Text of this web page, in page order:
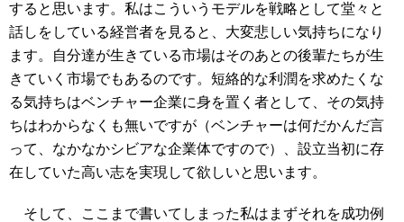
すると思います。私はこういうモデルを戦略として堂々と
話しをしている経営者を見ると、大変悲しい気持ちになり
ます。自分達が生きている市場はそのあとの後輩たちが生
きていく市場でもあるのです。短絡的な利潤を求めたくな
る気持ちはベンチャー企業に身を置く者として、その気持
ちはわからなくも無いですが（ベンチャーは何だかんだ言
って、なかなかシビアな企業体ですので）、設立当初に存
在していた高い志を実現して欲しいと思います。
そして、ここまで書いてしまった私はまずそれを成功例